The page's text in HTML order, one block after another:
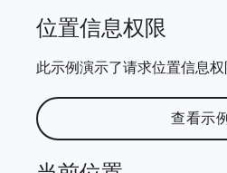
位置信息权限
此示例演示了请求位置信息权
查看示